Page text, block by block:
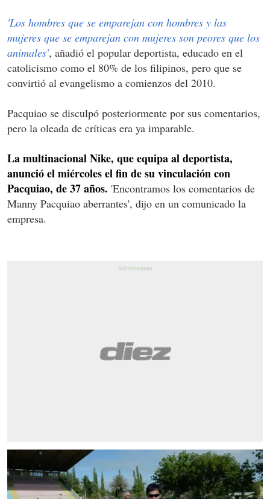
'Los hombres que se emparejan con hombres y las
mujeres que se emparejan con mujeres son peores que los
animales', añadió el popular deportista, educado en el
catolicismo como el 80% de los filipinos, pero que se
convirtió al evangelismo a comienzos del 2010.
Pacquiao se disculpó posteriormente por sus comentarios,
pero la oleada de críticas era ya imparable.
La multinacional Nike, que equipa al deportista,
anunció el miércoles el fin de su vinculación con
Pacquiao, de 37 años. 'Encontramos los comentarios de
Manny Pacquiao aberrantes', dijo en un comunicado la
empresa.